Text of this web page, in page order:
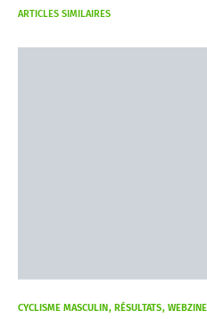
ARTICLES SIMILAIRES
CYCLISME MASCULIN RÉSULTATS WEBZINE